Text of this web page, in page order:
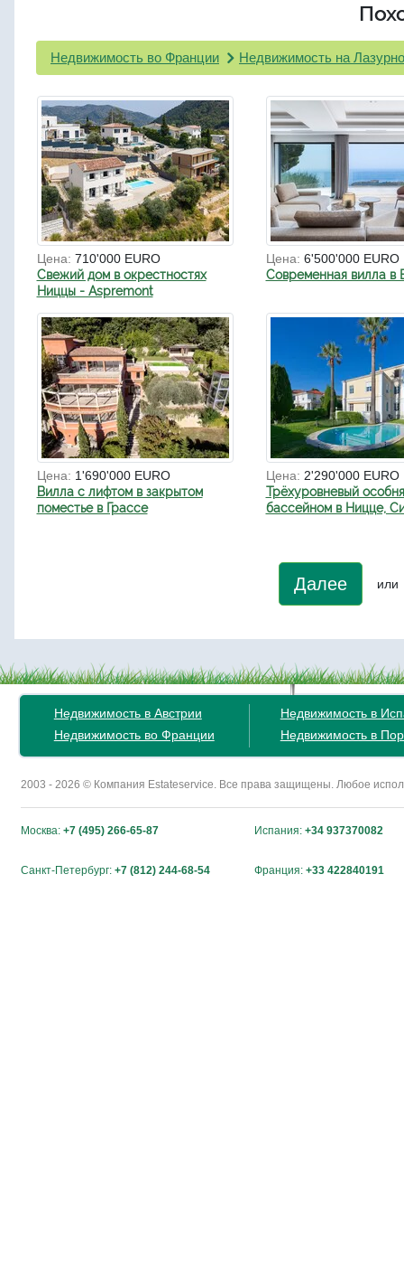
Недвижимость во Франции Недвижимость на
Цена: 710'000 EURO
Свежий дом в окрестностях
Ниццы - Aspremont
Цена: 6'500'000 EURO
Современная вилла в
Цена: 1'690'000 EURO
Вилла с лифтом в закрытом
поместье в Грассе
Цена: 2'290'000 EURO
Трёхуровневый
бассейном в Ницце,
Далее или
Недвижимость в Австрии
Недвижимость во Франции
Недвижимость в
Недвижимость в
2003 - 2026 © Компания Estateservice. Все права защищены. Любое
Москва: +7 (495) 266-65-87 Испания: +34 937370082
Санкт-Петербург: +7 (812) 244-68-54 Франция: +33 422840191